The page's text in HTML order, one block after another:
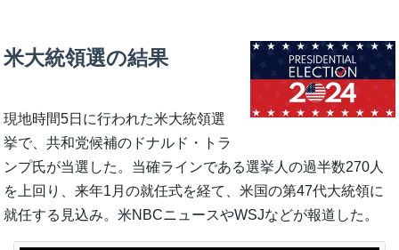
米大統領選の結果
現地時間5日に行われた米大統領選
挙で、共和党候補のドナルド・トラ
ンプ氏が当選した。当確ラインである選挙人の過半数270人
を上回り、来年1月の就任式を経て、米国の第47代大統領に
就任する見込み。米NBCニュースやWSJなどが報道した。